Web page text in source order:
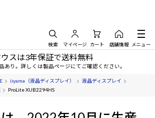
検索 マイページ カート 店舗情報 メニュー
スは3年保証で送料無料
あり。詳しくは製品ページにてご確認ください。
iiyama（液晶ディスプレイ）
液晶ディスプレイ
ProLite XUB2294HS